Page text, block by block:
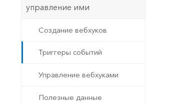
управление ими
Создание вебхуков
Триггеры событий
Управление вебхуками
Полезные данные